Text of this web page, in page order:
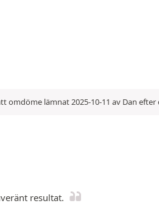
omdöme lämnat 2025-10-11 av Dan
resultat.